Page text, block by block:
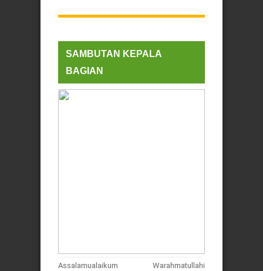
SAMBUTAN KEPALA
BAGIAN
Assalamualaikum Warahmatullahi